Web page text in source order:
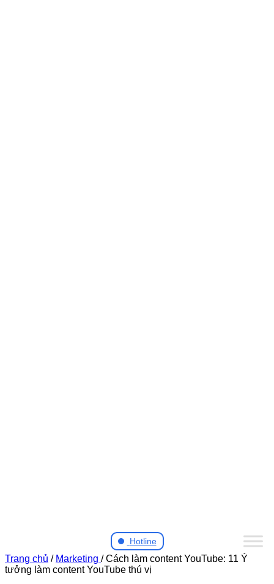
Hotline
Trang chủ / Marketing / Cách làm content YouTube: 11 Ý
tưởng làm content YouTube thú vị